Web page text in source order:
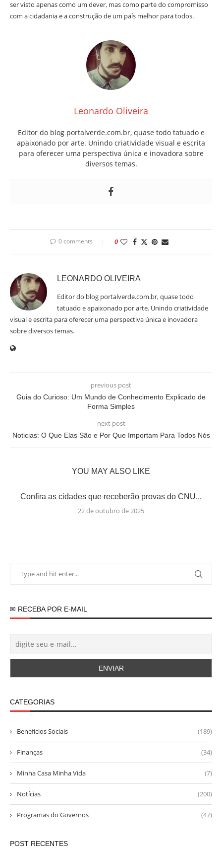
ser visto apenas como um dever, mas como parte do compromisso
com a cidadania e a construção de um país melhor para todos.
Leonardo Oliveira
Editor do blog portalverde.com.br, quase todo tatuado e
apaixonado por arte. Unindo criatividade visual e escrita
para oferecer uma perspectiva única e inovadora sobre
diversos temas.
0 comments 0
LEONARDO OLIVEIRA
Editor do blog portalverde.com.br, quase todo
tatuado e apaixonado por arte. Unindo criatividade
visual e escrita para oferecer uma perspectiva única e inovadora
sobre diversos temas.
previous post
Guia do Curioso: Um Mundo de Conhecimento Explicado de
Forma Simples
next post
Noticias: O Que Elas São e Por Que Importam Para Todos Nós
YOU MAY ALSO LIKE
Confira as cidades que receberão provas do CNU...
22 de outubro de 2025
✉ RECEBA POR E-MAIL
CATEGORIAS
Benefícios Sociais (189)
Finanças (34)
Minha Casa Minha Vida (7)
Notícias (200)
Programas do Governos (47)
POST RECENTES